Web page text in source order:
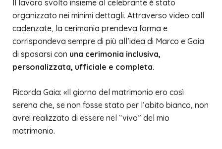
Il lavoro svolto insieme al celebrante è stato
organizzato nei minimi dettagli. Attraverso video call
cadenzate, la cerimonia prendeva forma e
corrispondeva sempre di più all’idea di Marco e Gaia
di sposarsi con una cerimonia inclusiva,
personalizzata, ufficiale e completa.
Ricorda Gaia: «Il giorno del matrimonio ero così
serena che, se non fosse stato per l’abito bianco, non
avrei realizzato di essere nel “vivo” del mio
matrimonio.